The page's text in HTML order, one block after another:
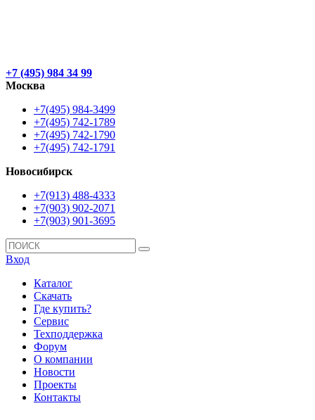
+7 (495) 984 34 99
Москва
+7(495) 984-3499
+7(495) 742-1789
+7(495) 742-1790
+7(495) 742-1791
Новосибирск
+7(913) 488-4333
+7(903) 902-2071
+7(903) 901-3695
Вход
Каталог
Скачать
Где купить?
Сервис
Техподдержка
Форум
О компании
Новости
Проекты
Контакты